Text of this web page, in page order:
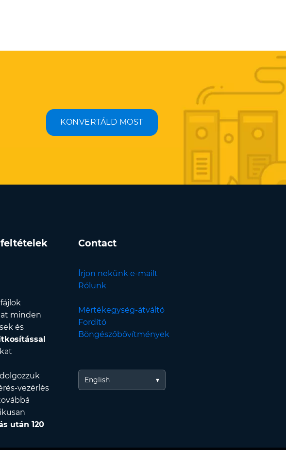
KONVERTÁLD MOST
minden
és
dolgozzuk
vezérlés
után 120
Contact
Írjon nekünk e-mailt
Rólunk
Mértékegység-átváltó
Fordító
Böngészőbővítmények
English